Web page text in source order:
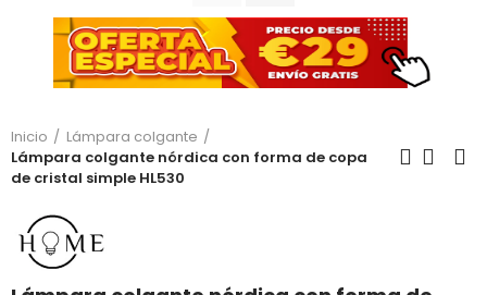
Inicio
Lámpara colgante
Lámpara colgante nórdica con forma de copa
de cristal simple HL530